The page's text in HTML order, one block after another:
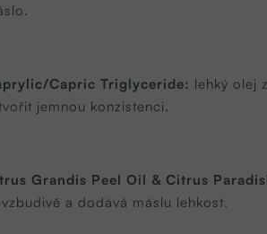
Capric Triglyceride: lehký olej
jemnou konzistenci.
Grandis Peel Oil & Citrus
a dodává máslu lehkost.